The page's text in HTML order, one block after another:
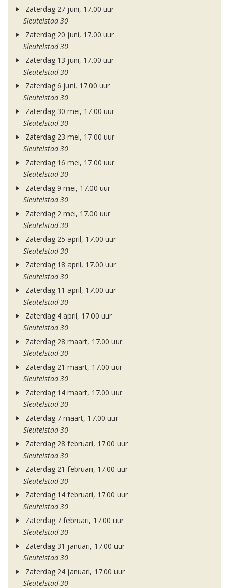
Zaterdag 27 juni, 17.00 uur
Sleutelstad 30
Zaterdag 20 juni, 17.00 uur
Sleutelstad 30
Zaterdag 13 juni, 17.00 uur
Sleutelstad 30
Zaterdag 6 juni, 17.00 uur
Sleutelstad 30
Zaterdag 30 mei, 17.00 uur
Sleutelstad 30
Zaterdag 23 mei, 17.00 uur
Sleutelstad 30
Zaterdag 16 mei, 17.00 uur
Sleutelstad 30
Zaterdag 9 mei, 17.00 uur
Sleutelstad 30
Zaterdag 2 mei, 17.00 uur
Sleutelstad 30
Zaterdag 25 april, 17.00 uur
Sleutelstad 30
Zaterdag 18 april, 17.00 uur
Sleutelstad 30
Zaterdag 11 april, 17.00 uur
Sleutelstad 30
Zaterdag 4 april, 17.00 uur
Sleutelstad 30
Zaterdag 28 maart, 17.00 uur
Sleutelstad 30
Zaterdag 21 maart, 17.00 uur
Sleutelstad 30
Zaterdag 14 maart, 17.00 uur
Sleutelstad 30
Zaterdag 7 maart, 17.00 uur
Sleutelstad 30
Zaterdag 28 februari, 17.00 uur
Sleutelstad 30
Zaterdag 21 februari, 17.00 uur
Sleutelstad 30
Zaterdag 14 februari, 17.00 uur
Sleutelstad 30
Zaterdag 7 februari, 17.00 uur
Sleutelstad 30
Zaterdag 31 januari, 17.00 uur
Sleutelstad 30
Zaterdag 24 januari, 17.00 uur
Sleutelstad 30